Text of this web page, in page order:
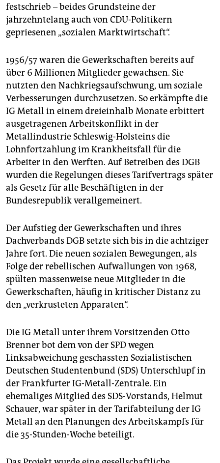
festschrieb – beides Grundsteine der
jahrzehntelang auch von CDU-Politikern
gepriesenen „sozialen Marktwirtschaft“.
1956/57 waren die Gewerkschaften bereits auf
über 6 Millionen Mitglieder gewachsen. Sie
nutzten den Nachkriegsaufschwung, um soziale
Verbesserungen durchzusetzen. So erkämpfte die
IG Metall in einem dreieinhalb Monate erbittert
ausgetragenen Arbeitskonflikt in der
Metallindustrie Schleswig-Holsteins die
Lohnfortzahlung im Krankheitsfall für die
Arbeiter in den Werften. Auf Betreiben des DGB
wurden die Regelungen dieses Tarifvertrags später
als Gesetz für alle Beschäftigten in der
Bundesrepublik verallgemeinert.
Der Aufstieg der Gewerkschaften und ihres
Dachverbands DGB setzte sich bis in die achtziger
Jahre fort. Die neuen sozialen Bewegungen, als
Folge der rebellischen Aufwallungen von 1968,
spülten massenweise neue Mitglieder in die
Gewerkschaften, häufig in kritischer Distanz zu
den „verkrusteten Apparaten“.
Die IG Metall unter ihrem Vorsitzenden Otto
Brenner bot dem von der SPD wegen
Linksabweichung geschassten Sozialistischen
Deutschen Studentenbund (SDS) Unterschlupf in
der Frankfurter IG-Metall-Zentrale. Ein
ehemaliges Mitglied des SDS-Vorstands, Helmut
Schauer, war später in der Tarifabteilung der IG
Metall an den Planungen des Arbeitskampfs für
die 35-Stunden-Woche beteiligt.